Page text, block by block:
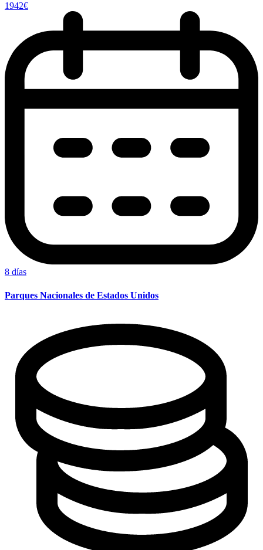
1942€
8 días
Parques Nacionales de Estados Unidos